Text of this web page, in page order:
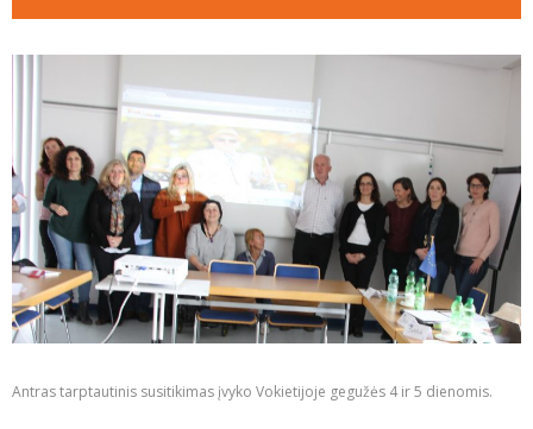
Antras tarptautinis susitikimas įvyko Vokietijoje gegužės 4 ir 5 dienomis.